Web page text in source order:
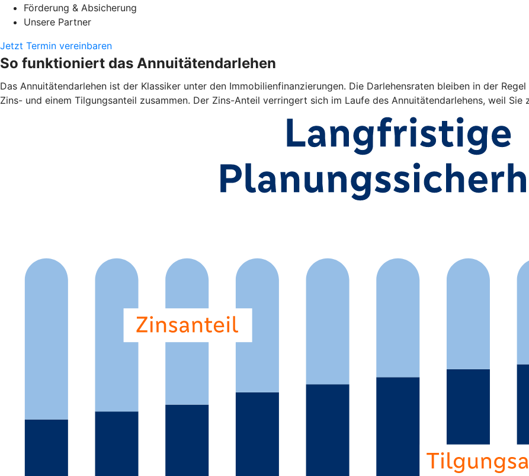
Förderung & Absicherung
Unsere Partner
Jetzt Termin vereinbaren
So funktioniert das Annuitätendarlehen
Das Annuitätendarlehen ist der Klassiker unter den Immobilienfinanzierungen. Die Darlehensraten bleiben in der
Zins- und einem Tilgungsanteil zusammen. Der Zins-Anteil verringert sich im Laufe des Annuitätendarlehens, weil Sie